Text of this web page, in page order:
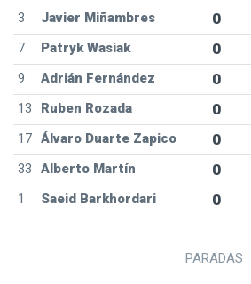
3 Javier Miñambres 0
7
Patryk Wasiak 0
9
Adrián Fernández 0
13
Ruben Rozada 0
17 Álvaro Duarte Zapico 0
33
Alberto Martín 0
1
Saeid Barkhordari 0
PARADAS